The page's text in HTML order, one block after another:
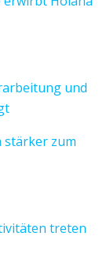
und
stärker zum
treten